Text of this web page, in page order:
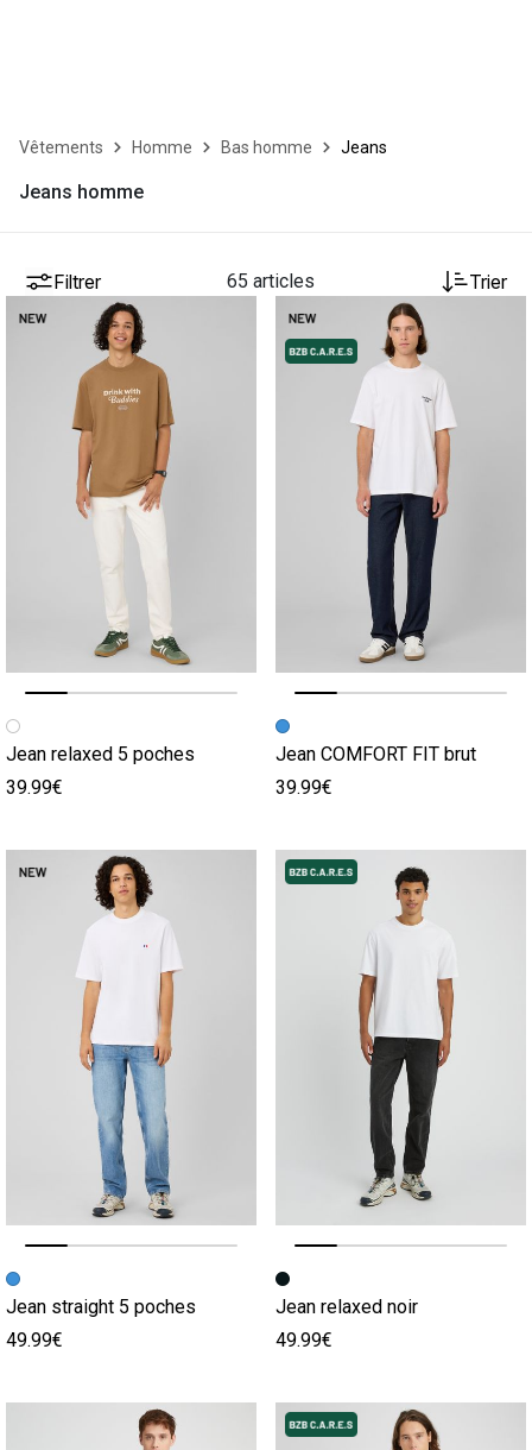
Vêtements Homme Bas homme Jeans
Jeans homme
Filtrer 65 articles Trier
Image précédente
Image suivante
Jean relaxed 5 poches
39.99€
Image précédente
Image suivante
Jean COMFORT FIT brut
39.99€
Image précédente
Image suivante
Jean straight 5 poches
49.99€
Image précédente
Image suivante
Jean relaxed noir
49.99€